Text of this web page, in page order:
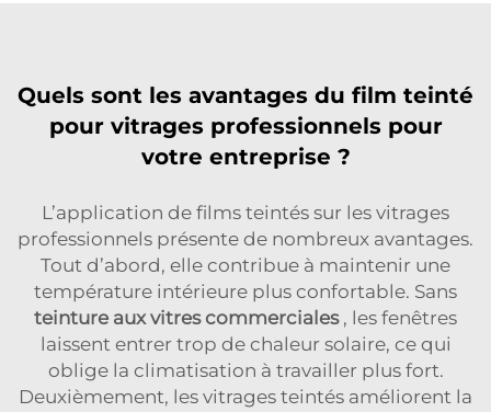
Quels sont les avantages du film teinté
pour vitrages professionnels pour
votre entreprise ?
L’application de films teintés sur les vitrages
professionnels présente de nombreux avantages.
Tout d’abord, elle contribue à maintenir une
température intérieure plus confortable. Sans
teinture aux vitres commerciales , les fenêtres
laissent entrer trop de chaleur solaire, ce qui
oblige la climatisation à travailler plus fort.
Deuxièmement, les vitrages teintés améliorent la